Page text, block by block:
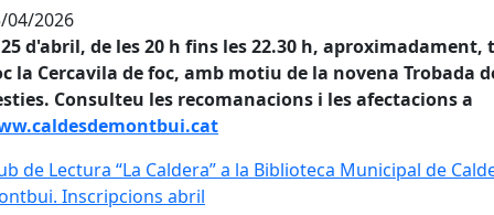
04/2026
25 d'abril, de les 20 h fins les 22.30 h, aproximadament,
la Cercavila de foc, amb motiu de la novena Trobada
Consulteu les recomanacions i les afectacions a
de Lectura “La Caldera” a la Biblioteca Municipal de
de Lectura “La Caldera” a la Biblioteca Municipal de
Inscripcions abril